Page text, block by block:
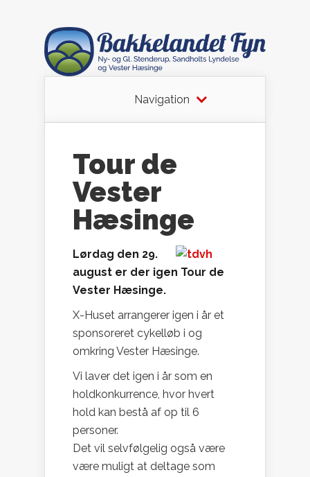
Navigation
Tour de
Vester
Hæsinge
Lørdag den 29.
august er der igen Tour de
Vester Hæsinge.
X-Huset arrangerer igen i år et
sponsoreret cykelløb i og
omkring Vester Hæsinge.
Vi laver det igen i år som en
holdkonkurrence, hvor hvert
hold kan bestå af op til 6
personer.
Det vil selvfølgelig også være
være muligt at deltage som